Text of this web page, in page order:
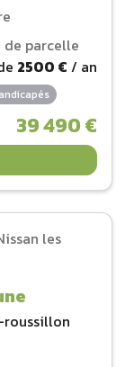
parcelle
2500 € / an
39 490 €
roussillon